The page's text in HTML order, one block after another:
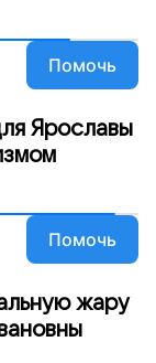
Помочь
Ярославы
Помочь
жару